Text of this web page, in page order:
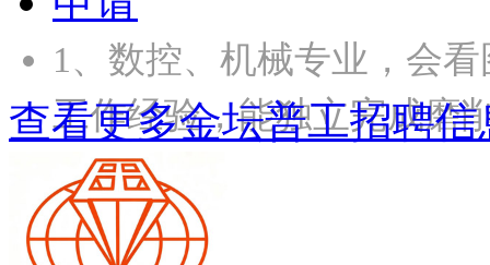
1、数控、机械专业，会
工作经验，能独立完成
查看更多金坛普工招聘信